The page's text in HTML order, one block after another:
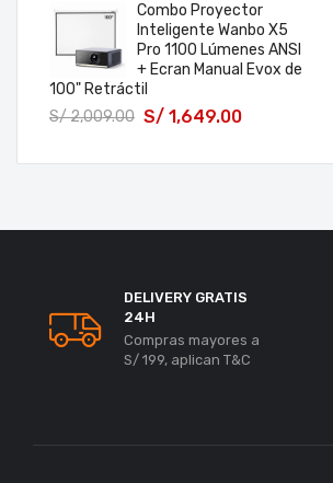
Combo Proyector
Inteligente Wanbo X5
Pro 1100 Lúmenes ANSI
+ Ecran Manual Evox de
100" Retráctil
S/2,009.00 S/ 1,649.00
DELIVERY GRATIS
24H
Compras mayores a
S/ 199, aplican T&C